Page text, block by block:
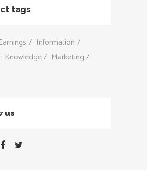
tags
Earnings
Information
Knowledge
Marketing
us